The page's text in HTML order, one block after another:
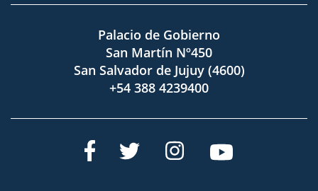
Palacio de Gobierno
San Martín Nº450
San Salvador de Jujuy (4600)
+54 388 4239400